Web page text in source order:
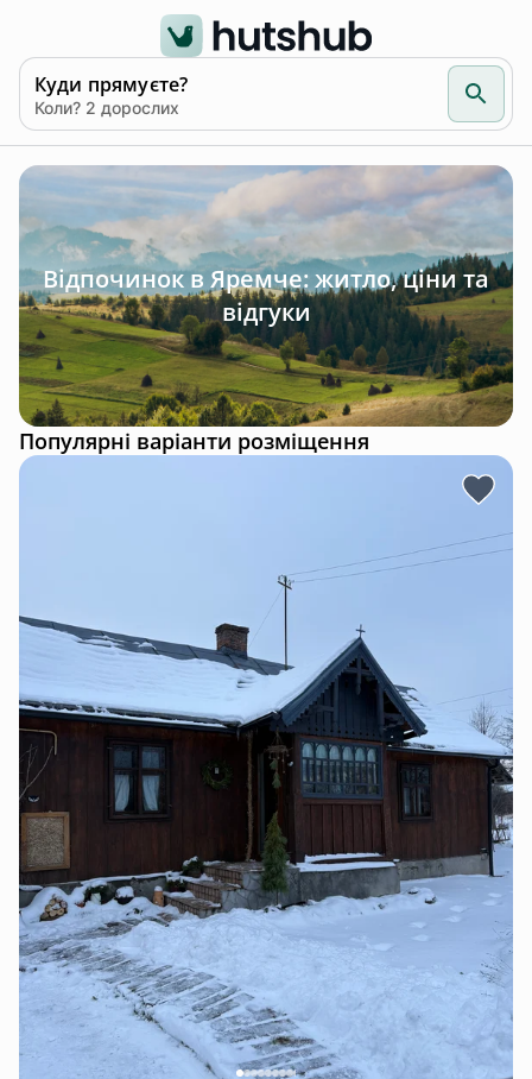
Куди прямуєте?
Коли? 2 дорослих
Відпочинок в Яремче: житло, ціни та
відгуки
Популярні варіанти розміщення